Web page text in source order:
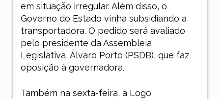
em situação irregular. Além disso, o
Governo do Estado vinha subsidiando a
transportadora. O pedido será avaliado
pelo presidente da Assembleia
Legislativa, Álvaro Porto (PSDB), que faz
oposição à governadora.
Também na sexta-feira, a Logo